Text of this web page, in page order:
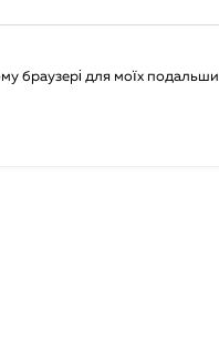
браузері для моїх